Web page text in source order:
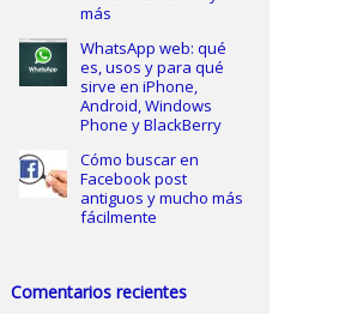
más
WhatsApp web: qué
es, usos y para qué
sirve en iPhone,
Android, Windows
Phone y BlackBerry
Cómo buscar en
Facebook post
antiguos y mucho más
fácilmente
Comentarios recientes